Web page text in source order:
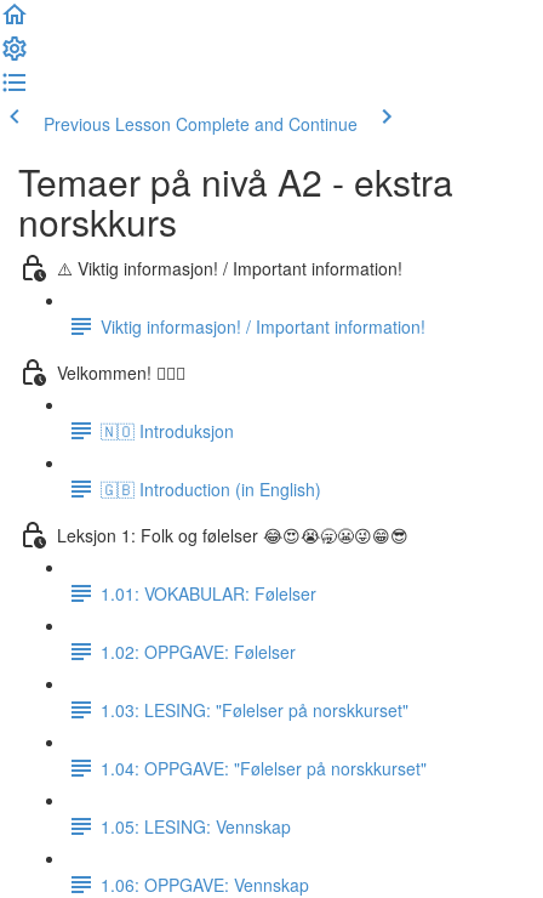
Previous Lesson Complete and Continue
Temaer på nivå A2 - ekstra
norskkurs
⚠️ Viktig informasjon! / Important information!
Viktig informasjon! / Important information!
Velkommen! 🙋🏼‍♂️
🇳🇴 Introduksjon
🇬🇧 Introduction (in English)
Leksjon 1: Folk og følelser 😂😍😭🥱😬😜😁😎
1.01: VOKABULAR: Følelser
1.02: OPPGAVE: Følelser
1.03: LESING: "Følelser på norskkurset"
1.04: OPPGAVE: "Følelser på norskkurset"
1.05: LESING: Vennskap
1.06: OPPGAVE: Vennskap